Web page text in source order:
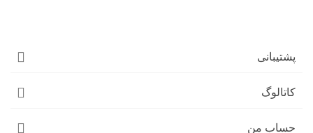
پشتیبانی
کاتالوگ
حساب من